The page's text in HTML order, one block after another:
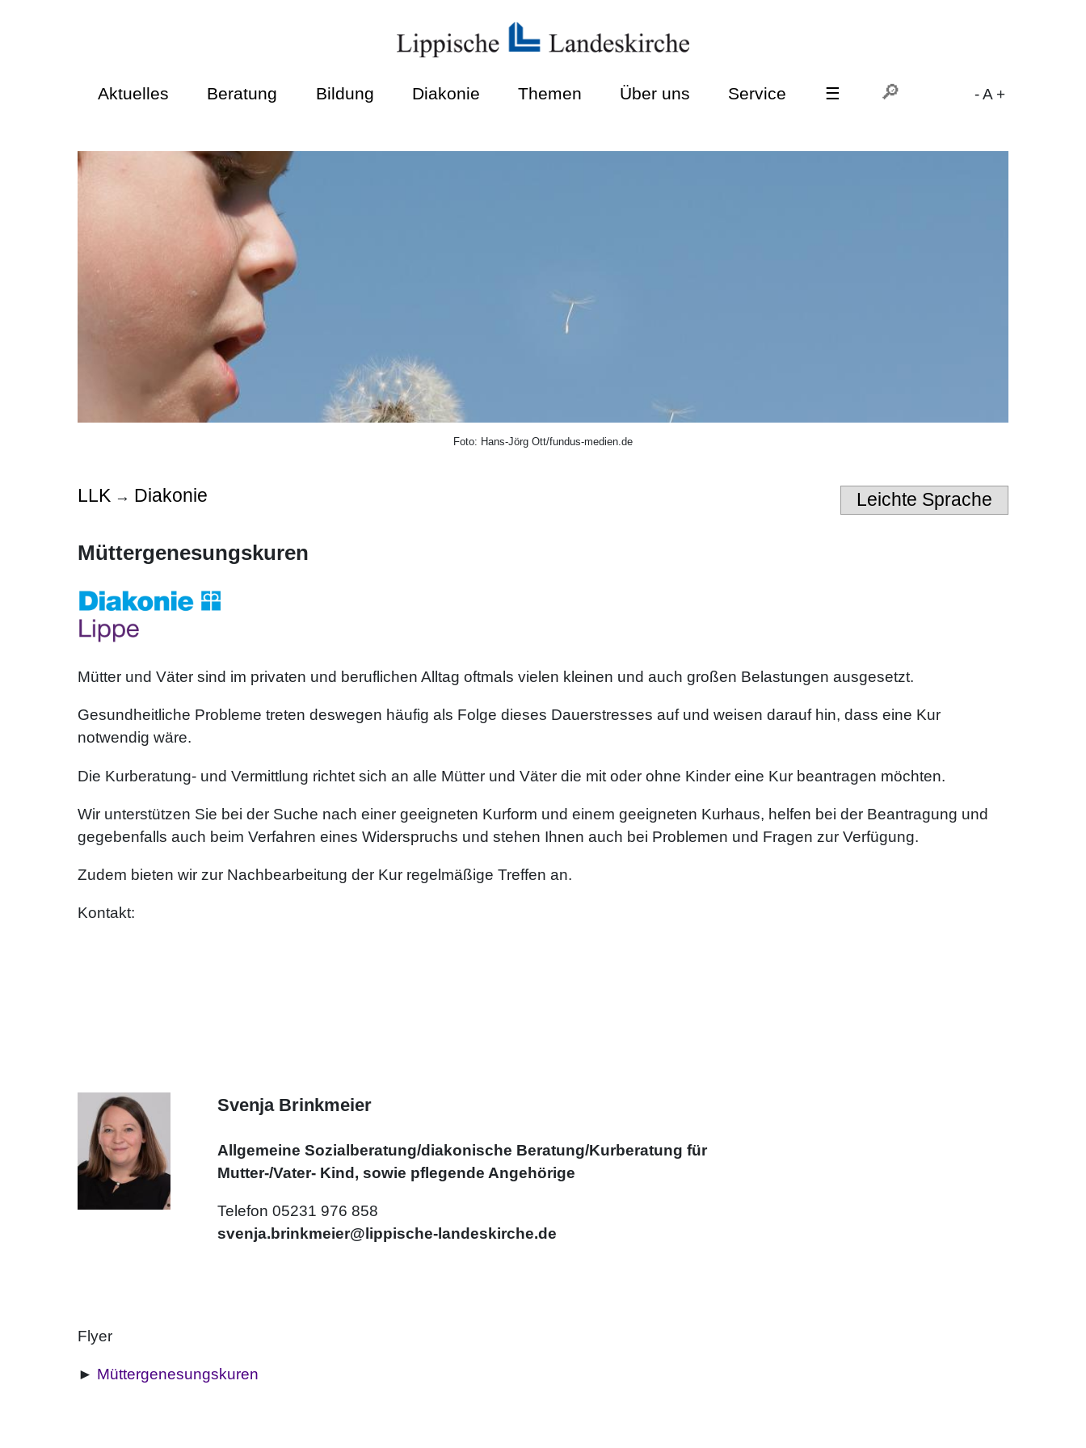
Aktuelles Beratung Bildung Diakonie Themen Über uns Service ☰ -A +
Foto: Hans-Jörg Ott/fundus-medien.de
LLK→ Diakonie Leichte Sprache
Müttergenesungskuren
Mütter und Väter sind im privaten und beruflichen Alltag oftmals vielen kleinen und auch großen Belastungen ausgesetzt.
Gesundheitliche Probleme treten deswegen häufig als Folge dieses Dauerstresses auf und weisen darauf hin, dass eine Kur
notwendig wäre.
Die Kurberatung- und Vermittlung richtet sich an alle Mütter und Väter die mit oder ohne Kinder eine Kur beantragen möchten.
Wir unterstützen Sie bei der Suche nach einer geeigneten Kurform und einem geeigneten Kurhaus, helfen bei der Beantragung und
gegebenfalls auch beim Verfahren eines Widerspruchs und stehen Ihnen auch bei Problemen und Fragen zur Verfügung.
Zudem bieten wir zur Nachbearbeitung der Kur regelmäßige Treffen an.
Kontakt:
Svenja Brinkmeier
Allgemeine Sozialberatung/diakonische Beratung/Kurberatung für
Mutter-/Vater- Kind, sowie pflegende Angehörige
Telefon 05231 976 858
svenja.brinkmeier@lippische-landeskirche.de
Flyer
► Müttergenesungskuren